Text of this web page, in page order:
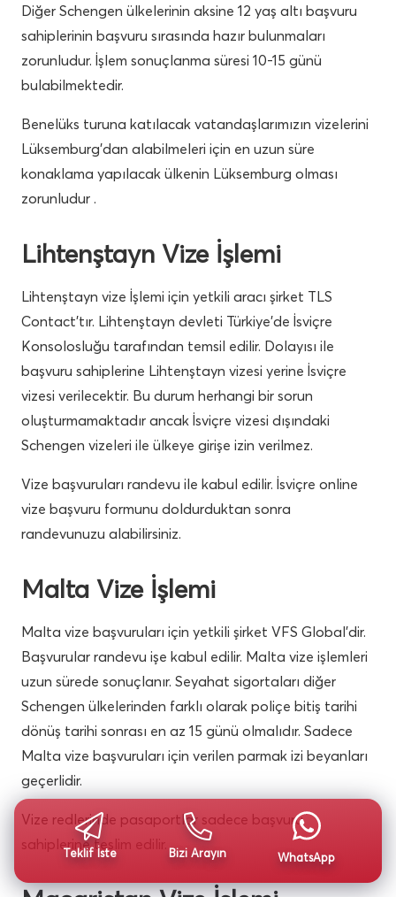
Diğer Schengen ülkelerinin aksine 12 yaş altı başvuru
sahiplerinin başvuru sırasında hazır bulunmaları
zorunludur. İşlem sonuçlanma süresi 10-15 günü
bulabilmektedir.
Benelüks turuna katılacak vatandaşlarımızın vizelerini
Lüksemburg’dan alabilmeleri için en uzun süre
konaklama yapılacak ülkenin Lüksemburg olması
zorunludur .
Lihtenştayn Vize İşlemi
Lihtenştayn vize İşlemi için yetkili aracı şirket TLS
Contact’tır. Lihtenştayn devleti Türkiye’de İsviçre
Konsolosluğu tarafından temsil edilir. Dolayısı ile
başvuru sahiplerine Lihtenştayn vizesi yerine İsviçre
vizesi verilecektir. Bu durum herhangi bir sorun
oluşturmamaktadır ancak İsviçre vizesi dışındaki
Schengen vizeleri ile ülkeye girişe izin verilmez.
Vize başvuruları randevu ile kabul edilir. İsviçre online
vize başvuru formunu doldurduktan sonra
randevunuzu alabilirsiniz.
Malta Vize İşlemi
Malta vize başvuruları için yetkili şirket VFS Global’dir.
Başvurular randevu işe kabul edilir. Malta vize işlemleri
uzun sürede sonuçlanır. Seyahat sigortaları diğer
Schengen ülkelerinden farklı olarak poliçe bitiş tarihi
dönüş tarihi sonrası en az 15 günü olmalıdır. Sadece
Malta vize başvuruları için verilen parmak izi beyanları
geçerlidir.
Vize redlerinde pasaportlar sadece başvuru
sahiplerine teslim edilir.
Teklif İste Bizi Arayın WhatsApp